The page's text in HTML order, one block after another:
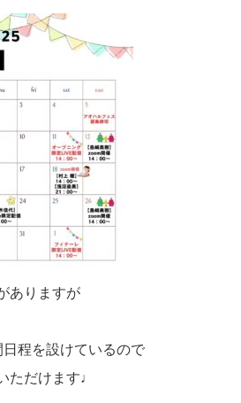
ありますが
程を設けているので
ただけます♩